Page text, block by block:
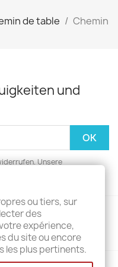
de table
Chemin
und
Unsere
Datenschutzerklärung.
ou tiers, sur
des
expérience,
du site ou encore
les plus pertinents.